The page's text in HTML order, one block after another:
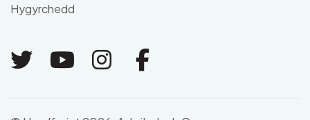
Hygyrchedd
Link to Twitter
Link to Youtube
Link to Instagram
Link to